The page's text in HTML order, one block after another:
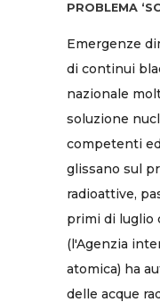
PROBLEMA
Emergenze
di continui
nazionale
soluzione
competenti
glissano sul
radioattive,
primi di luglio
(l'Agenzia
atomica) ha
delle acque